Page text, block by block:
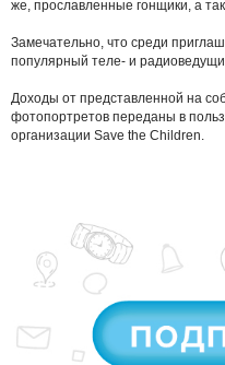
же, прославленные гонщики, а
Замечательно, что среди
популярный теле- и
Доходы от представленной на
фотопортретов переданы в
организации Save the Children.